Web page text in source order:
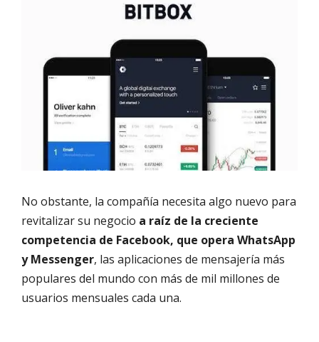
No obstante, la compañía necesita algo nuevo para
revitalizar su negocio a raíz de la creciente
competencia de Facebook, que opera WhatsApp
y Messenger, las aplicaciones de mensajería más
populares del mundo con más de mil millones de
usuarios mensuales cada una.